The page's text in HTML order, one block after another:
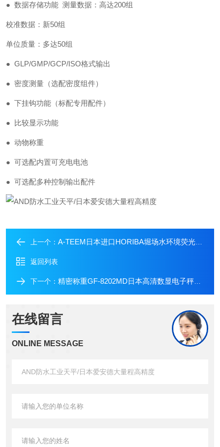
● 数据存储功能 测量数据：高达200组
校准数据：新50组
单位质量：多达50组
● GLP/GMP/GCP/ISO格式输出
● 密度测量（选配密度组件）
● 下挂钩功能（标配专用配件）
● 比较显示功能
● 动物称重
● 可选配内置可充电电池
● 可选配多种控制输出配件
上一个： A-TEEM日本进口HORIBA堀场水环境荧光光谱仪
返回列表
下一个： 精密称重GF-8202MD日本高清数显电子秤爱安德AND防水工业天平
在线留言
ONLINE MESSAGE